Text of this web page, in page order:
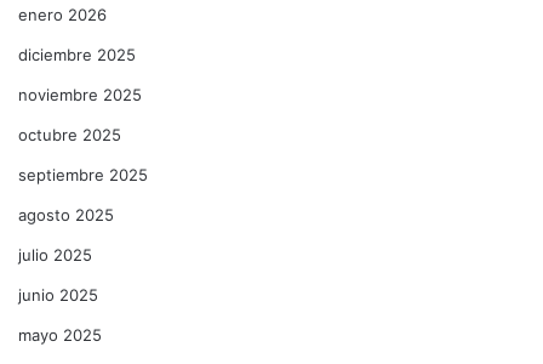
enero 2026
diciembre 2025
noviembre 2025
octubre 2025
septiembre 2025
agosto 2025
julio 2025
junio 2025
mayo 2025